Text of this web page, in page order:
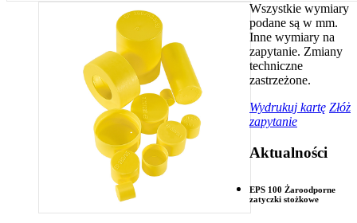
Wszystkie wymiary
podane są w mm.
Inne wymiary na
zapytanie. Zmiany
techniczne
zastrzeżone.
Wydrukuj kartę Złóż
zapytanie
Aktualności
EPS 100 Żaroodporne
zatyczki stożkowe